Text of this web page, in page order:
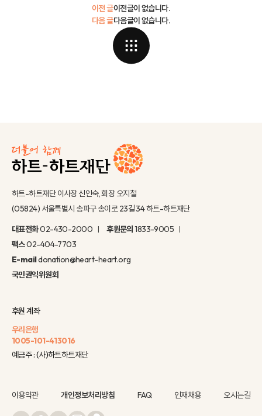
이전 글이전글이 없습니다.
다음글이 없습니다.
다음 글
하트-하트재단 이사장 신인숙, 회장 오지철
(05824) 서울특별시 송파구 송이로 23길 34 하트-하트재단
대표전화02-430-2000 후원문의1833-9005
팩스02-404-7703
E-maildonation@heart-heart.org
국민권익위원회
후원 계좌
우리은행
1005-101-413016
예금주 : (사)하트하트재단
이용약관 개인정보처리방침 FAQ 인재채용 오시는길